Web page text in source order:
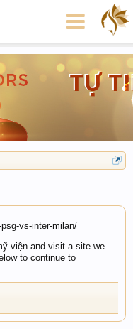
vs-inter-milan/
viện and visit a site we
to continue to